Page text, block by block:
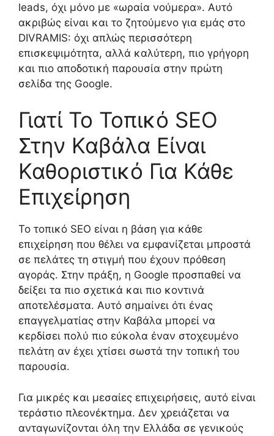
leads, όχι μόνο με «ωραία νούμερα». Αυτό
ακριβώς είναι και το ζητούμενο για εμάς στο
DIVRAMIS: όχι απλώς περισσότερη
επισκεψιμότητα, αλλά καλύτερη, πιο γρήγορη
και πιο αποδοτική παρουσία στην πρώτη
σελίδα της Google.
Γιατί Το Τοπικό SEO
Στην Καβάλα Είναι
Καθοριστικό Για Κάθε
Επιχείρηση
Το τοπικό SEO είναι η βάση για κάθε
επιχείρηση που θέλει να εμφανίζεται μπροστά
σε πελάτες τη στιγμή που έχουν πρόθεση
αγοράς. Στην πράξη, η Google προσπαθεί να
δείξει τα πιο σχετικά και πιο κοντινά
αποτελέσματα. Αυτό σημαίνει ότι ένας
επαγγελματίας στην Καβάλα μπορεί να
κερδίσει πολύ πιο εύκολα έναν στοχευμένο
πελάτη αν έχει χτίσει σωστά την τοπική του
παρουσία.
Για μικρές και μεσαίες επιχειρήσεις, αυτό είναι
τεράστιο πλεονέκτημα. Δεν χρειάζεται να
ανταγωνίζονται όλη την Ελλάδα σε γενικούς